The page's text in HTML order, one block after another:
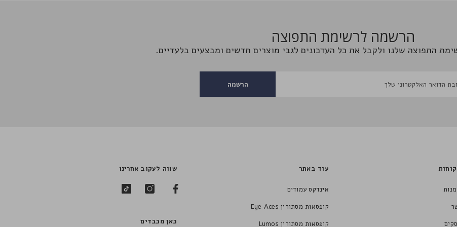
הרשמה לרשימת התפוצה
התפוצה שלנו ולקבל את כל העדכונים לגבי מוצרים חדשים ומבצעים בלעדיים.
הרשמה
עוד באתר
אינדקס עמודים
קופסאות מסתורין Eye Aces
קופסאות מסתורין Lumos
שווה לעקוב אחרינו
כאן מכבדים